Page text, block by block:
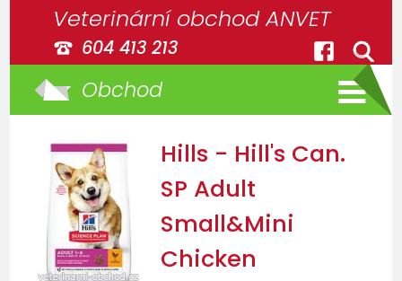
Veterinární obchod ANVET
604 413 213
Obchod
Hills - Hill's Can.
SP Adult
Small&Mini
Chicken